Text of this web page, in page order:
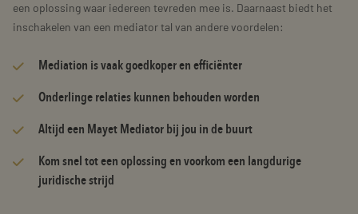
een oplossing waar iedereen tevreden mee is. Daarnaast biedt het
inschakelen van een mediator tal van andere voordelen:
Mediation is vaak goedkoper en efficiënter
Onderlinge relaties kunnen behouden worden
Altijd een Mayet Mediator bij jou in de buurt
Kom snel tot een oplossing en voorkom een langdurige
juridische strijd